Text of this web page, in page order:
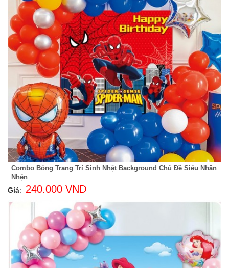
Combo Bóng Trang Trí Sinh Nhật Background Chủ Đề Siêu Nhân
Nhện
Giá: 240.000 VND